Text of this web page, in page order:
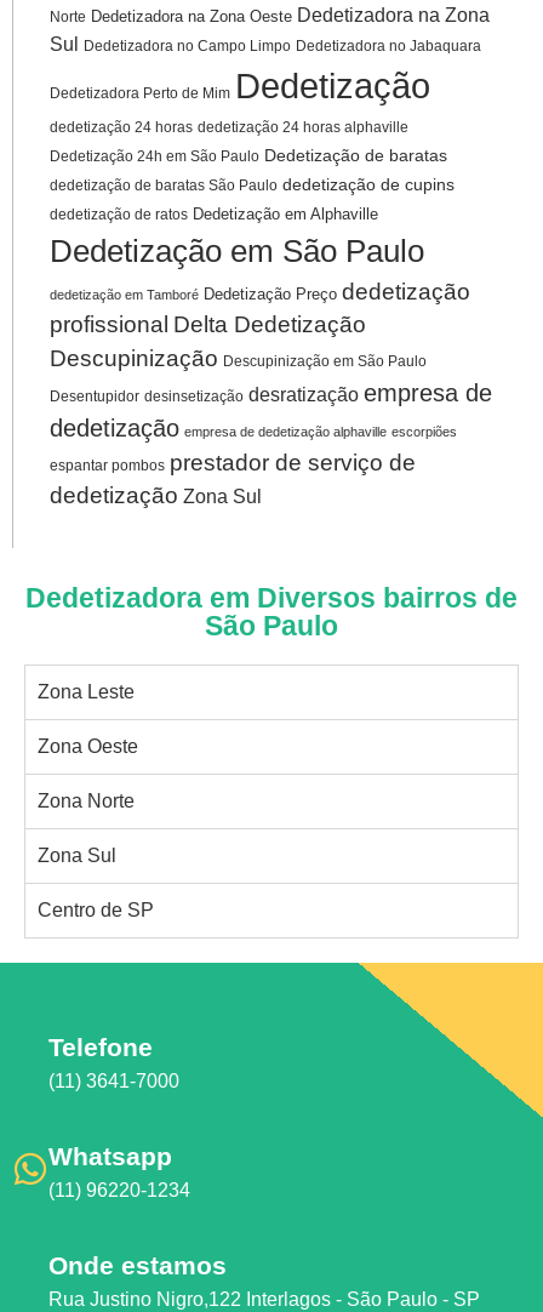
Norte Dedetizadora na Zona Oeste Dedetizadora na Zona
Sul
Dedetizadora no Campo Limpo Dedetizadora no Jabaquara
Dedetizadora Perto de Mim Dedetização
dedetização 24 horas dedetização 24 horas alphaville
Dedetização 24h em São Paulo Dedetização de baratas
dedetização de baratas São Paulo dedetização de cupins
dedetização de ratos Dedetização em Alphaville
Dedetização em São Paulo
dedetização em Tamboré Dedetização Preço dedetização
profissional Delta Dedetização
Descupinização Descupinização em São Paulo
Desentupidor desinsetização desratização empresa de
dedetização empresa de dedetização alphaville escorpiões
espantar pombos prestador de serviço de
dedetização Zona Sul
Dedetizadora em Diversos bairros de
São Paulo
Zona Leste
Zona Oeste
Zona Norte
Zona Sul
Centro de SP
Telefone
(11) 3641-7000
Whatsapp
(11) 96220-1234
Onde estamos
Rua Justino Nigro,122 Interlagos - São Paulo - SP